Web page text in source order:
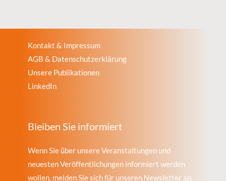
Kontakt & Impressum
AGB & Datenschutzerklärung
Unsere Publikationen
LinkedIn
Bleiben Sie informiert
Wenn Sie über unsere Veranstaltungen und
neuesten Veröffentlichungen informiert werden
wollen, melden Sie sich für unseren Newsletter an.